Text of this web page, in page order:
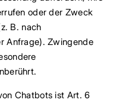
oder der Zweck
B. nach
Anfrage). Zwingende
Chatbots ist Art. 6